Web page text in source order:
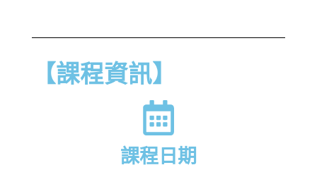
【課程資訊】
課程日期